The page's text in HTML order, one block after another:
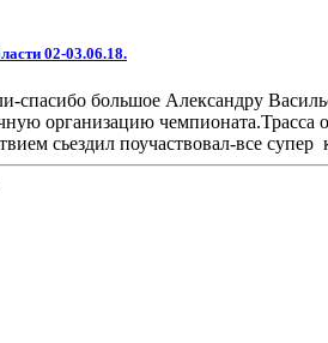
02-03.06.18.
спасибо большое Александру
организацию чемпионата.Трасса
сьездил поучаствовал-все супер